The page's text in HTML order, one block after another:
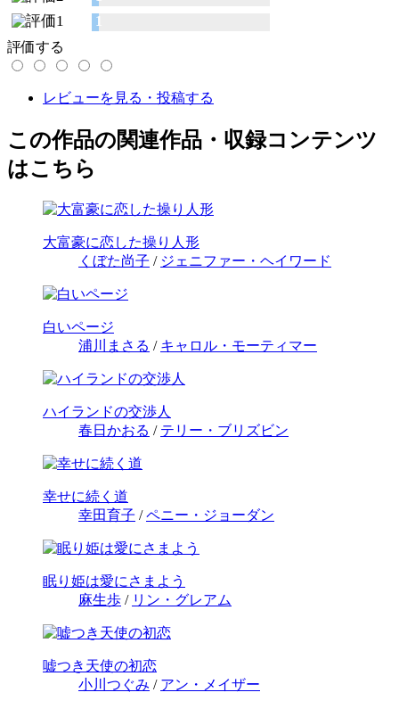
1
評価する
レビューを見る・投稿する
この作品の関連作品・収録コンテンツ
はこちら
大富豪に恋した操り人形
くぼた尚子 / ジェニファー・ヘイワード
白いページ
浦川まさる / キャロル・モーティマー
ハイランドの交渉人
春日かおる / テリー・ブリズビン
幸せに続く道
幸田育子 /ペニー・ジョーダン
眠り姫は愛にさまよう
麻生歩 / リン・グレアム
嘘つき天使の初恋
小川つぐみ / アン・メイザー